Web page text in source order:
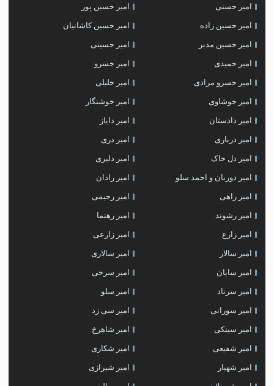
امیر حسنی امیر حسین پور
امیر حسین زاده امیر حسین کاشانیان
امیر حسین مدبر امیر حسینی
امیر حمیدی امیر خسرو
امیر خسرو مرادی امیر خلیلی
امیر خوشاوی امیر خوشنگار
امیر دادستان امیر دایاز
امیر درباری امیر دری
امیر دل خاک امیر دلیری
امیر دوربان و احمد سلو امیر رادان
امیر راهی امیر رحیمی
امیر رشوند امیر رهنما
امیر زارع امیر زارعی
امیر سالار امیر سالاری
امیر سایان امیر سرخی
امیر سرناد امیر سلو
امیر سورانی امیر سی زد
امیر سینکی امیر شاهرخ
امیر شفیعی امیر شکاری
امیر شهیار امیر شیرازی